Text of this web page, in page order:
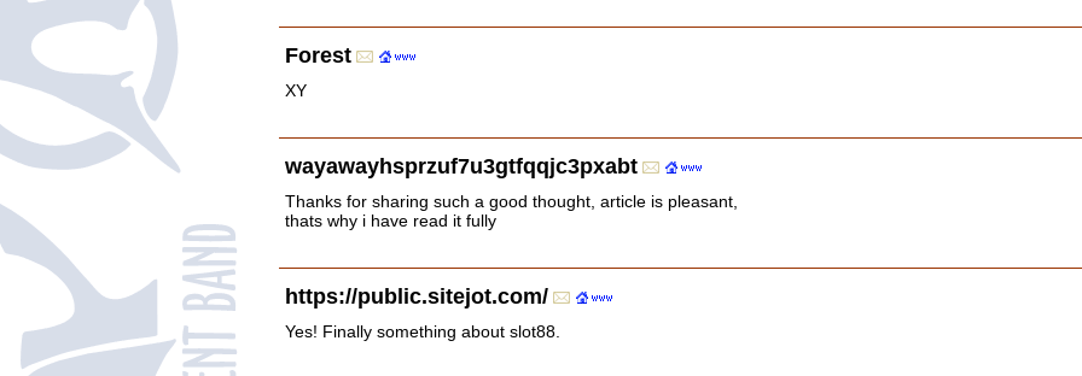
Forest
XY
wayawayhsprzuf7u3gtfqqjc3pxabt
Thanks for sharing such a good thought, article is pleasant,
thats why i have read it fully
https://public.sitejot.com/
Yes! Finally something about slot88.